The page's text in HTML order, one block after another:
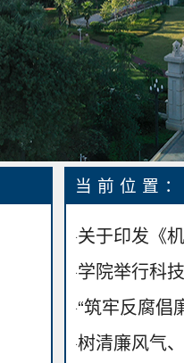
当前位置
·关于印发《
·学院举行科
·“筑牢反腐倡
·树清廉风气